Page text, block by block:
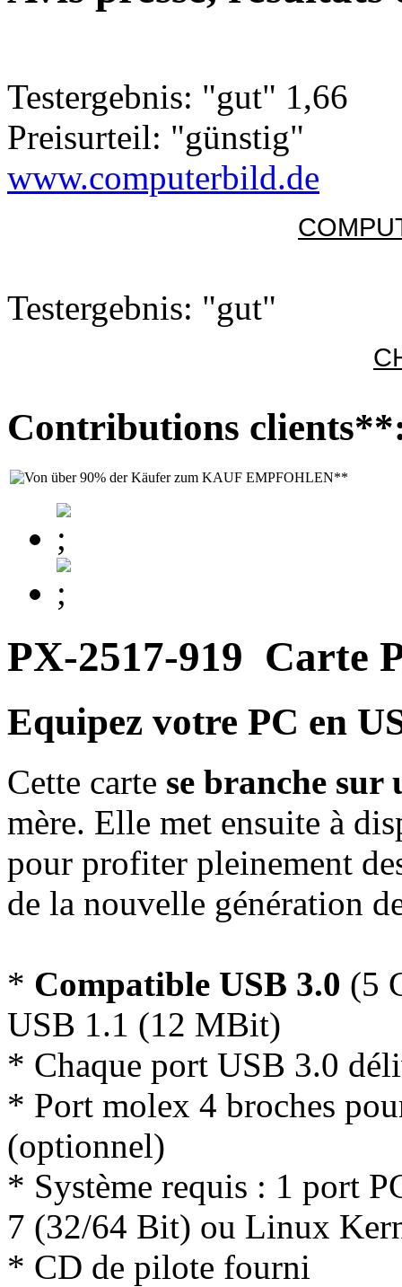
Testergebnis: "gut" 1,66
Preisurteil: "günstig"
www.computerbild.de
Testergebnis: "gut"
Contributions
PX-2517-919 Carte
Equipez votre PC en
Cette carte se branche
mère. Elle met ensuite à
pour profiter pleinement
de la nouvelle génération
* Compatible USB 3.0 (5
USB 1.1 (12 MBit)
* Chaque port USB 3.0
* Port molex 4 broches
(optionnel)
* Système requis : 1 port
7 (32/64 Bit) ou Linux
* CD de pilote fourni